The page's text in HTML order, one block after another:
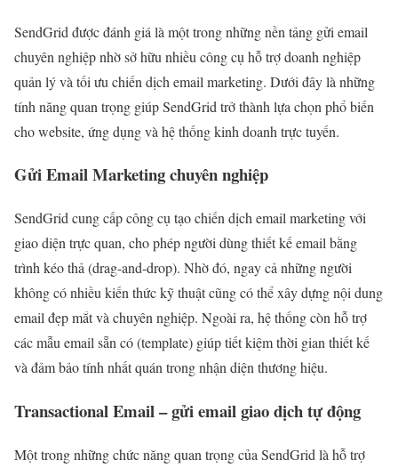
SendGrid được đánh giá là một trong những nền tảng gửi email
chuyên nghiệp nhờ sở hữu nhiều công cụ hỗ trợ doanh nghiệp
quản lý và tối ưu chiến dịch email marketing. Dưới đây là những
tính năng quan trọng giúp SendGrid trở thành lựa chọn phổ biến
cho website, ứng dụng và hệ thống kinh doanh trực tuyến.
Gửi Email Marketing chuyên nghiệp
SendGrid cung cấp công cụ tạo chiến dịch email marketing với
giao diện trực quan, cho phép người dùng thiết kế email bằng
trình kéo thả (drag-and-drop). Nhờ đó, ngay cả những người
không có nhiều kiến thức kỹ thuật cũng có thể xây dựng nội dung
email đẹp mắt và chuyên nghiệp. Ngoài ra, hệ thống còn hỗ trợ
các mẫu email sẵn có (template) giúp tiết kiệm thời gian thiết kế
và đảm bảo tính nhất quán trong nhận diện thương hiệu.
Transactional Email – gửi email giao dịch tự động
Một trong những chức năng quan trọng của SendGrid là hỗ trợ